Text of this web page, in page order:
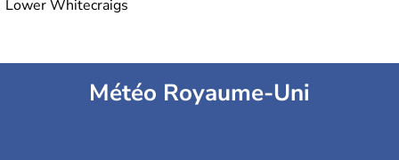
Lower Whitecraigs
Météo Royaume-Uni